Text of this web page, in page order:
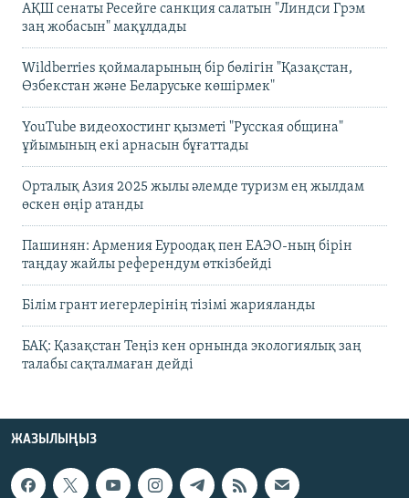
АҚШ сенаты Ресейге санкция салатын "Линдси Грэм
заң жобасын" мақұлдады
Wildberries қоймаларының бір бөлігін "Қазақстан,
Өзбекстан және Беларуське көшірмек"
YouTube видеохостинг қызметі "Русская община"
ұйымының екі арнасын бұғаттады
Орталық Азия 2025 жылы әлемде туризм ең жылдам
өскен өңір атанды
Пашинян: Армения Еуроодақ пен ЕАЭО-ның бірін
таңдау жайлы референдум өткізбейді
Білім грант иегерлерінің тізімі жарияланды
БАҚ: Қазақстан Теңіз кен орнында экологиялық заң
талабы сақталмаған дейді
ЖАЗЫЛЫҢЫЗ